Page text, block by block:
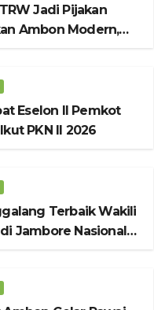
Jadi Pijakan
Ambon Modern,
Eselon II Pemkot
PKN II 2026
Terbaik Wakili
Jambore Nasional